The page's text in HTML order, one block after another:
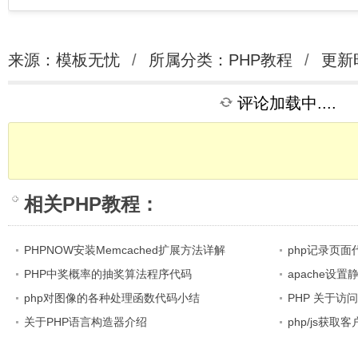
来源：模板无忧 / 所属分类： PHP教程 / 更新
评论加载中....
相关PHP教程 ：
PHPNOW安装Memcached扩展方法详解
php记录页面
PHP中奖概率的抽奖算法程序代码
apache设置
php对图像的各种处理函数代码小结
PHP 关于访
关于PHP语言构造器介绍
php/js获取客